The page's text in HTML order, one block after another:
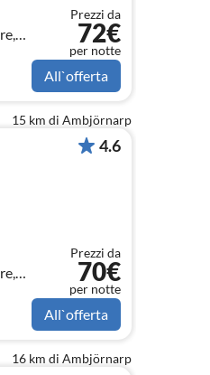
Prezzi da
72€
per notte
All`offerta
15 km di Ambjörnarp
4.6
Prezzi da
70€
per notte
All`offerta
16 km di Ambjörnarp